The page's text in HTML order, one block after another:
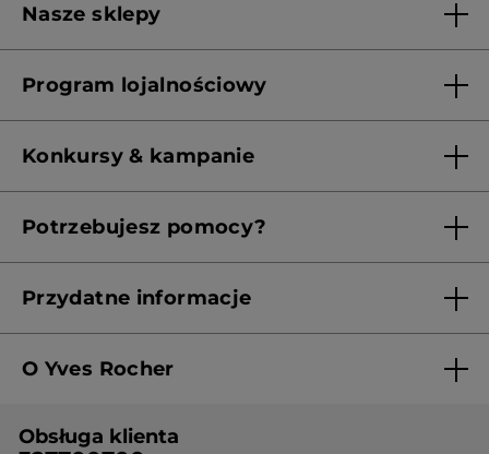
Nasze sklepy
Franczyza
Program lojalnościowy
Konkursy & kampanie
Potrzebujesz pomocy?
Przydatne informacje
Polityka prywatności
O Yves Rocher
Obsługa klienta